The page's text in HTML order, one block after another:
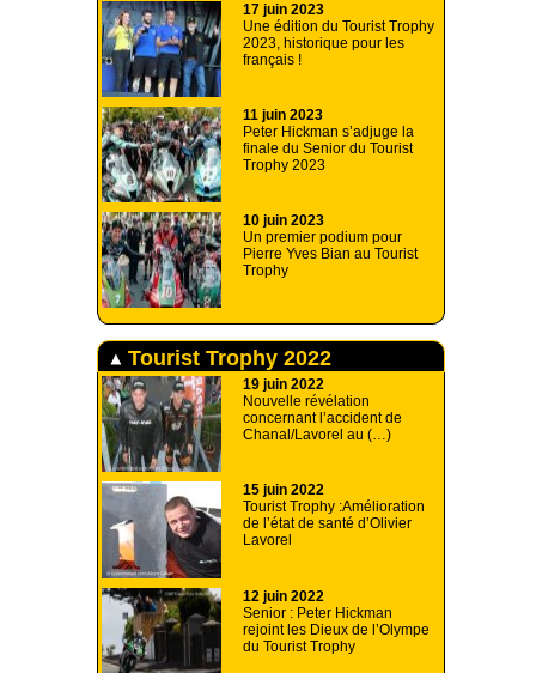
17 juin 2023
Une édition du Tourist Trophy
2023, historique pour les
français !
11 juin 2023
Peter Hickman s’adjuge la
finale du Senior du Tourist
Trophy 2023
10 juin 2023
Un premier podium pour
Pierre Yves Bian au Tourist
Trophy
Tourist Trophy 2022
19 juin 2022
Nouvelle révélation
concernant l’accident de
Chanal/Lavorel au (…)
15 juin 2022
Tourist Trophy :Amélioration
de l’état de santé d’Olivier
Lavorel
12 juin 2022
Senior : Peter Hickman
rejoint les Dieux de l’Olympe
du Tourist Trophy